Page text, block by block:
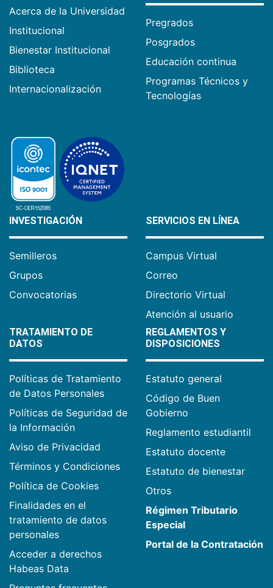
Acerca de la Universidad
Institucional
Bienestar Institucional
Biblioteca
Internacionalización
Pregrados
Posgrados
Educación continua
Programas Técnicos y
Tecnologías
INVESTIGACIÓN
Semilleros
Grupos
Convocatorias
SERVICIOS EN LÍNEA
Campus Virtual
Correo
Directorio Virtual
Atención al usuario
TRATAMIENTO DE
DATOS
Políticas de Tratamiento
de Datos Personales
Políticas de Seguridad de
la Información
Aviso de Privacidad
Términos y Condiciones
Política de Cookies
Finalidades en el
tratamiento de datos
personales
Acceder a derechos
Habeas Data
REGLAMENTOS Y
DISPOSICIONES
Estatuto general
Código de Buen
Gobierno
Reglamento estudiantil
Estatuto docente
Estatuto de bienestar
Otros
Régimen Tributario
Especial
Portal de la Contratación